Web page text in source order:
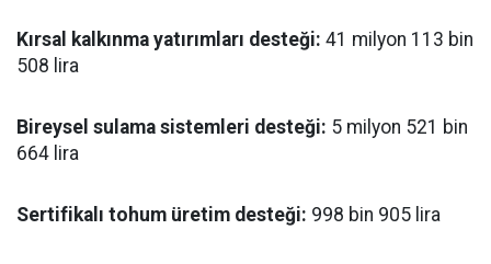
Kırsal kalkınma yatırımları desteği: 41 milyon 113 bin
508 lira
Bireysel sulama sistemleri desteği: 5 milyon 521 bin
664 lira
Sertifikalı tohum üretim desteği: 998 bin 905 lira